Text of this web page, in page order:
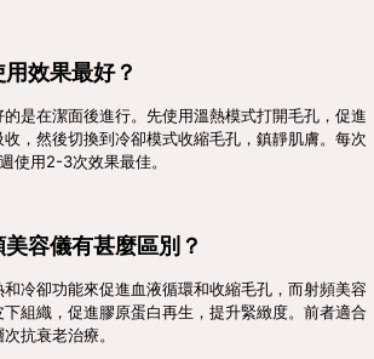
效果最好？
是在潔面後進行。先使用溫熱模式打開毛孔，促進
，然後切換到冷卻模式收縮毛孔，鎮靜肌膚。每次
使用2-3次效果最佳。
容儀有甚麼區別？
冷卻功能來促進血液循環和收縮毛孔，而射頻美容
組織，促進膠原蛋白再生，提升緊緻度。前者適合
抗衰老治療。